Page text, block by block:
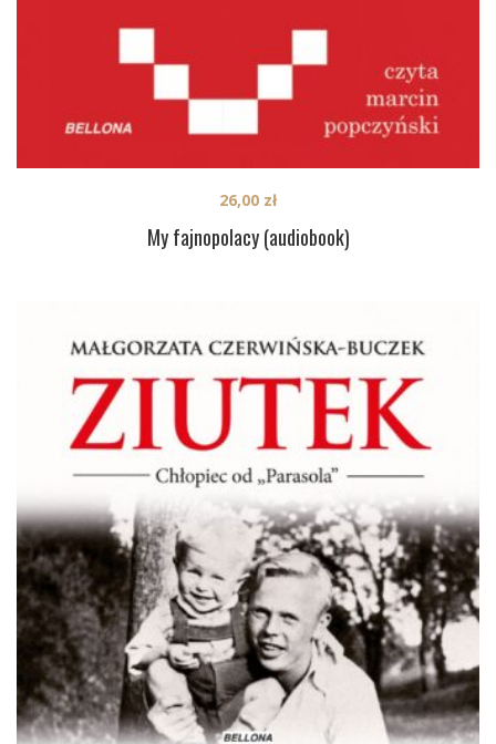
My fajnopolacy (audiobook)
26,00 zł